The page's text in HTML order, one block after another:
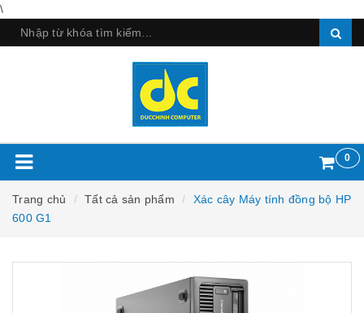
\
0
Trang chủ Tất cả sản phẩm
Xác cây Máy tính đồng bộ HP
600 G1